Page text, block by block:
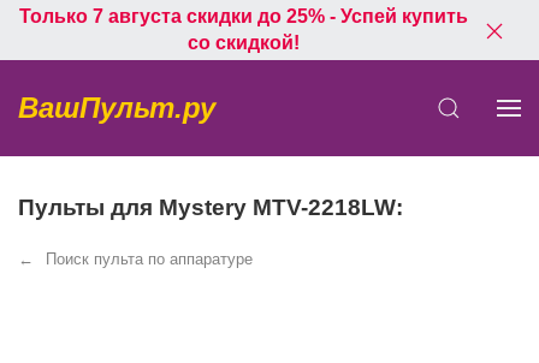
Только 7 августа скидки до 25% - Успей купить
со скидкой!
ВашПульт.ру
Пульты для Mystery MTV-2218LW:
Поиск пульта по аппаратуре